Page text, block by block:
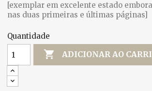
[exemplar em excelente estado
nas duas primeiras e últimas páginas]
Quantidade
 ADICIONAR AO